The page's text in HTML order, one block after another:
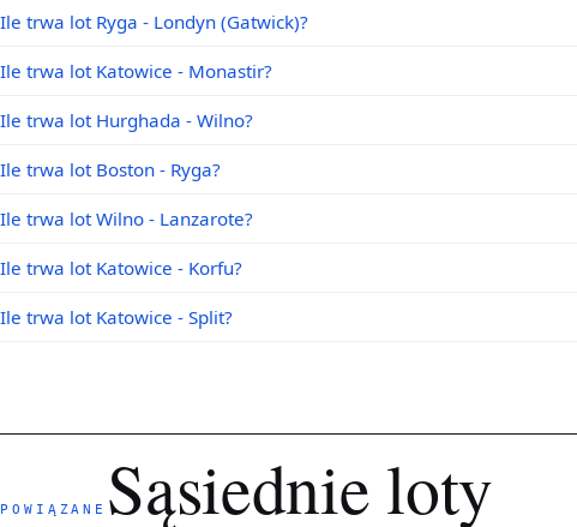
Ile trwa lot Ryga - Londyn (Gatwick)?
Ile trwa lot Katowice - Monastir?
Ile trwa lot Hurghada - Wilno?
Ile trwa lot Boston - Ryga?
Ile trwa lot Wilno - Lanzarote?
Ile trwa lot Katowice - Korfu?
Ile trwa lot Katowice - Split?
POWIĄZANE Sąsiednie loty